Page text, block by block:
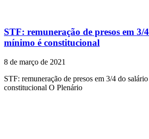
STF: remuneração de presos em 3/
mínimo é constitucional
8 de março de 2021
STF: remuneração de presos em 3/4 do
constitucional O Plenário